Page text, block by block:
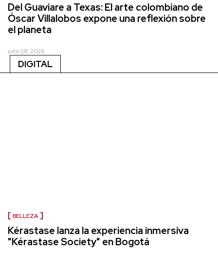
Del Guaviare a Texas: El arte colombiano de
Óscar Villalobos expone una reflexión sobre
el planeta
julio 28, 2026
DIGITAL
BELLEZA
Kérastase lanza la experiencia inmersiva
"Kérastase Society" en Bogotá